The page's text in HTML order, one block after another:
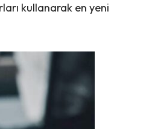
kullanarak en yeni